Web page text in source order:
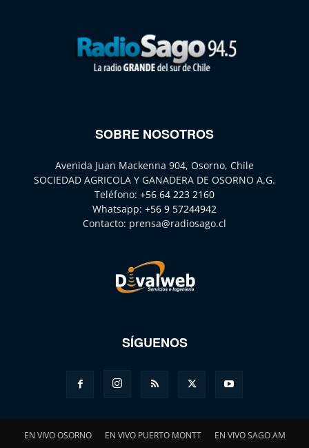
SOBRE NOSOTROS
Avenida Juan Mackenna 904, Osorno, Chile
SOCIEDAD AGRICOLA Y GANADERA DE OSORNO A.G.
Teléfono: +56 64 223 2160
Whatsapp: +56 9 57244942
Contacto: prensa@radiosago.cl
SÍGUENOS
EN VIVO OSORNO EN VIVO PUERTO MONTT EN VIVO SAGO AM